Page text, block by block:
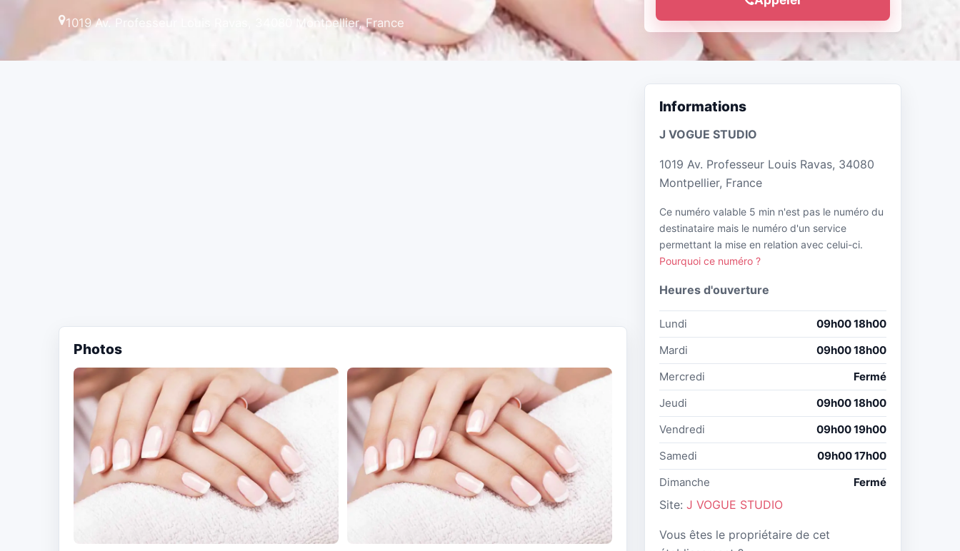
1019 Av. Professeur Louis Ravas, 34080 Montpellier, France
Photos
Informations
J VOGUE STUDIO
1019 Av. Professeur Louis Ravas, 34080
Montpellier, France
Ce numéro valable 5 min n'est pas le numéro du
destinataire mais le numéro d'un service
permettant la mise en relation avec celui-ci.
Pourquoi ce numéro ?
Heures d'ouverture
Lundi
09h00 18h00
Mardi
09h00 18h00
Mercredi
Fermé
Jeudi
09h00 18h00
Vendredi
09h00 19h00
Samedi
09h00 17h00
Dimanche
Fermé
Site: J VOGUE STUDIO
Vous êtes le propriétaire de cet